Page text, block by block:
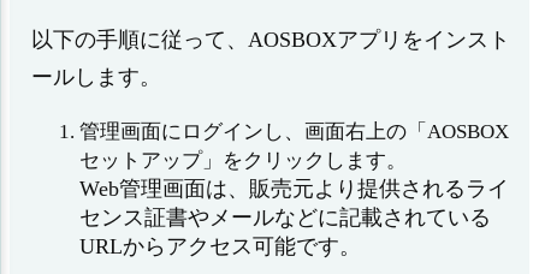
以下の手順に従って、AOSBOXアプリをインスト
ールします。
管理画面にログインし、画面右上の「AOSBOX
セットアップ」をクリックします。
Web管理画面は、販売元より提供されるライ
センス証書やメールなどに記載されている
URLからアクセス可能です。